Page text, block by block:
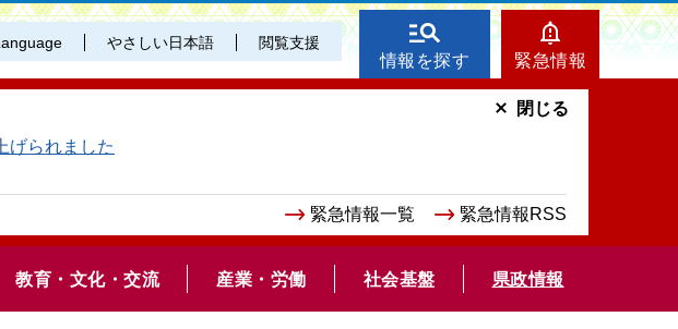
やさしい日本語 閲覧支援
情報を探す 緊急情報
げられました
緊急情報一覧 緊急情報RSS
閉じる
教育・文化・交流 産業・労働 社会基盤 県政情報